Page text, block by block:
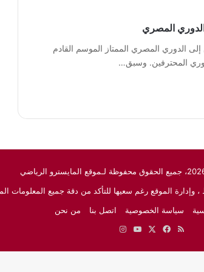
المصري
إلى الدوري المصري الممتاز الموسم القادم
الموقع رغم سعيها للتأكد من دقة جميع المعلومات
سياسة الخصوصية اتصل بنا
من نحن
ملخصفيسبوك ‫YouTubeانستقرام